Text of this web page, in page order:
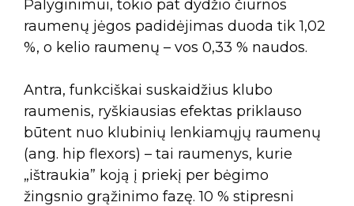
Palyginimui, tokio pat dydžio čiurnos
raumenų jėgos padidėjimas duoda tik 1,02
%, o kelio raumenų – vos 0,33 % naudos.
Antra, funkciškai suskaidžius klubo
raumenis, ryškiausias efektas priklauso
būtent nuo klubinių lenkiamųjų raumenų
(ang. hip flexors) – tai raumenys, kurie
„ištraukia” koją į priekį per bėgimo
žingsnio grąžinimo fazę. 10 % stipresni